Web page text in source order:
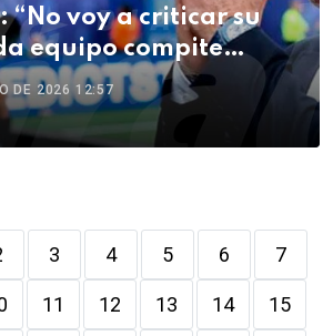
“No voy a criticar su
equipo compite
DE 2026 12:57
3 4 5 6 7
11 12 13 14 15